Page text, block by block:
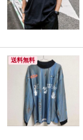
送料無料